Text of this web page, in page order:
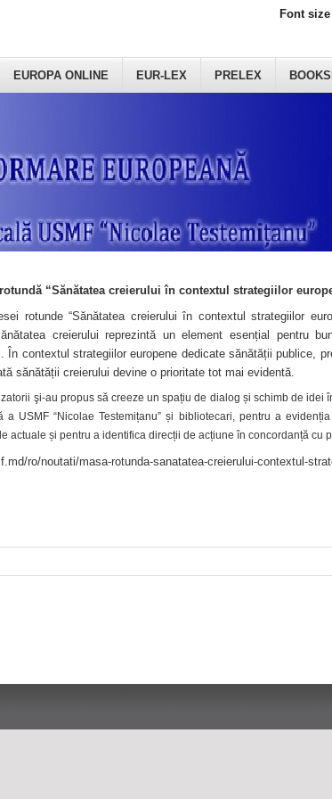
EUROPA ONLINE EUR-LEX PRELEX
Font size
“Sănătatea creierului în contextul strategiilor
rotunde “Sănătatea creierului în contextul strategiilor
creierului reprezintă un element esențial pentru
În contextul strategiilor europene dedicate sănătății publice,
sănătății creierului devine o prioritate tot mai evidentă.
şi-au propus să creeze un spațiu de dialog și schimb de idei
USMF “Nicolae Testemițanu” și bibliotecari, pentru a
actuale și pentru a identifica direcții de acțiune în concordanță cu
ro/noutati/masa-rotunda-sanatatea-creierului-contextul-